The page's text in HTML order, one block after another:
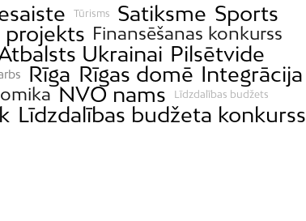
Tūrisms Satiksme Sports
projekts Finansēšanas konkurss
Ukrainai Pilsētvide
Rīga Rīgas domē Integrācija
NVO nams Līdzdalības budžets
Līdzdalības budžeta konkurss